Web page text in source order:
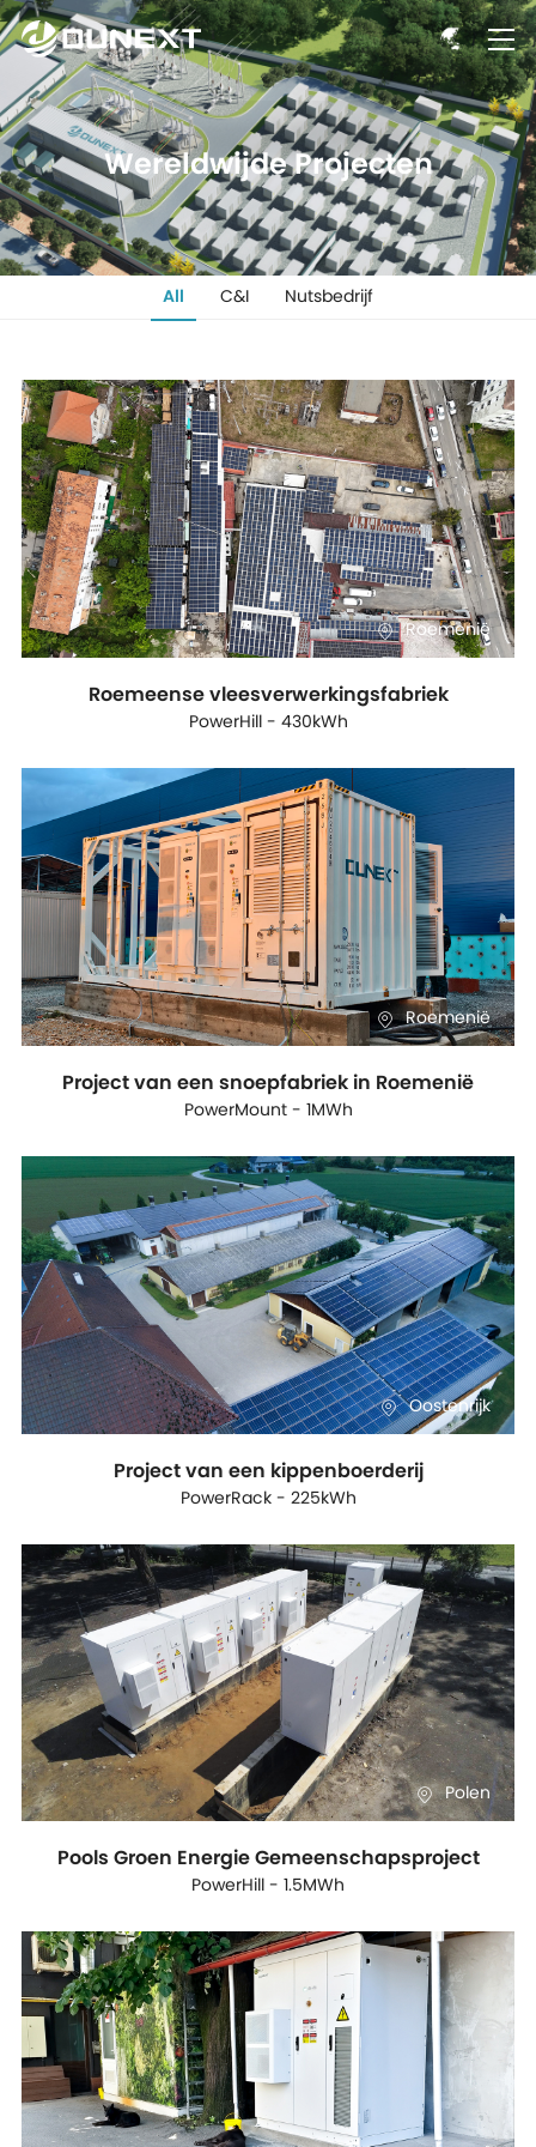
Wereldwijde Projecten
All C&I Nutsbedrijf
Roemenië
Roemeense vleesverwerkingsfabriek
PowerHill - 430kWh
Roemenië
Project van een snoepfabriek in Roemenië
PowerMount - 1MWh
Oostenrijk
Project van een kippenboerderij
PowerRack - 225kWh
Polen
Pools Groen Energie Gemeenschapsproject
PowerHill - 1.5MWh